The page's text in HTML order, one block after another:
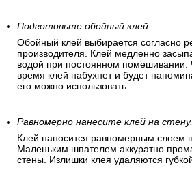
Подготовьте обойный клей
Обойный клей выбирается согласно
производителя. Клей медленно
водой при постоянном помешивании.
время клей набухнет и будет
его можно использовать.
Равномерно нанесите клей на стену.
Клей наносится равномерным слоем
Маленьким шпателем аккуратно
стены. Излишки клея удаляются